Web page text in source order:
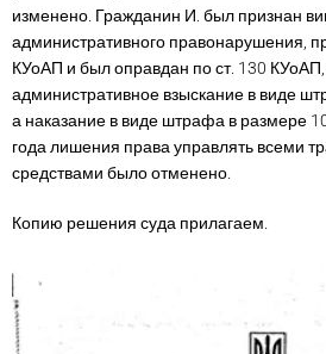
изменено. Гражданин И. был признан
административного правонарушения,
КУоАП и был оправдан по ст. 130
административное взыскание в виде
а наказание в виде штрафа в размере
года лишения права управлять всеми
средствами было отменено.
Копию решения суда прилагаем.